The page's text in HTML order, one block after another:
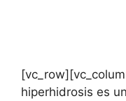
hiperhidrosis es